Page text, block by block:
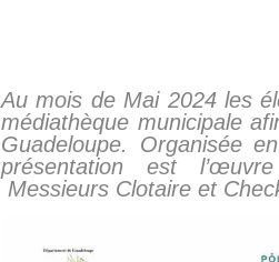
Au mois de Mai 2024 les
médiathèque municipale
Guadeloupe. Organisée
présentation est
Messieurs Clotaire et